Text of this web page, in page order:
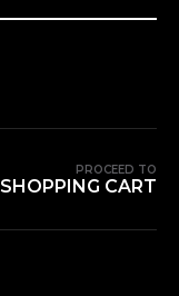
PROCEED TO
SHOPPING CART